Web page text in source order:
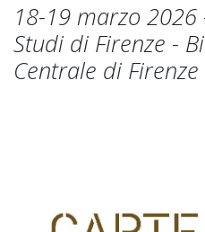
18-19 marzo
Studi di Firenze -
Centrale di Firenze